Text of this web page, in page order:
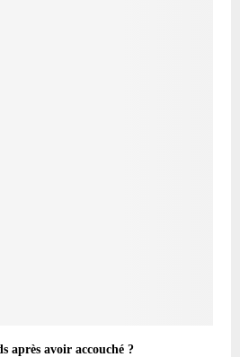
après avoir accouché ?